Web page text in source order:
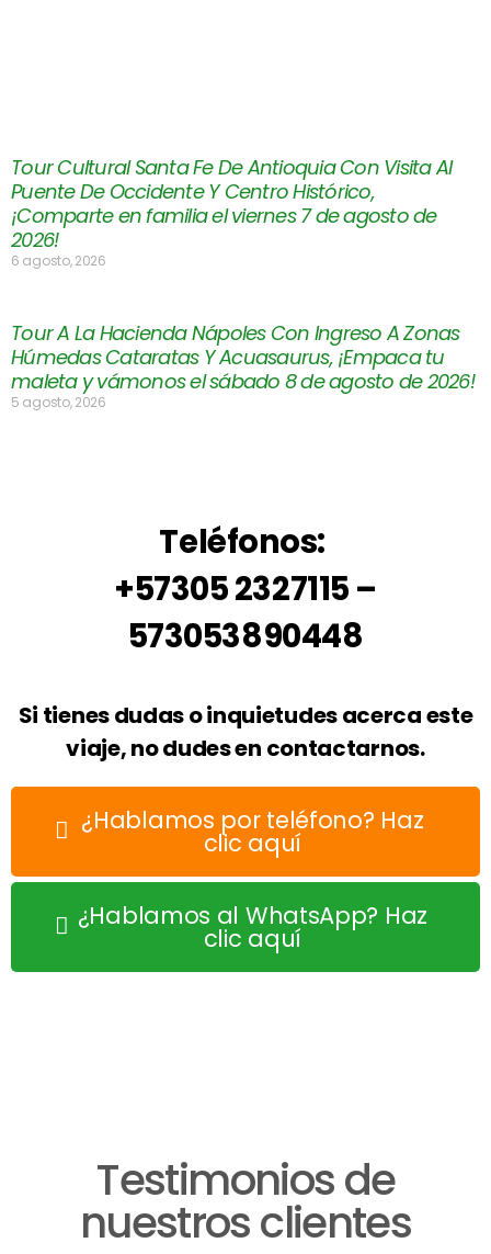
Tour Cultural Santa Fe De Antioquia Con Visita Al
Puente De Occidente Y Centro Histórico,
¡Comparte en familia el viernes 7 de agosto de
2026!
6 agosto, 2026
Tour A La Hacienda Nápoles Con Ingreso A Zonas
Húmedas Cataratas Y Acuasaurus, ¡Empaca tu
maleta y vámonos el sábado 8 de agosto de 2026!
5 agosto, 2026
Teléfonos:
+57305 2327115 –
573053890448
Si tienes dudas o inquietudes acerca este
viaje, no dudes en contactarnos.
¿Hablamos por teléfono? Haz
clic aquí
¿Hablamos al WhatsApp? Haz
clic aquí
Testimonios de
nuestros clientes